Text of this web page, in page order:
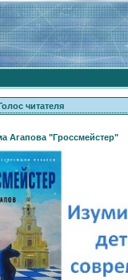
читателя
Агапова "Гроссмейстер"